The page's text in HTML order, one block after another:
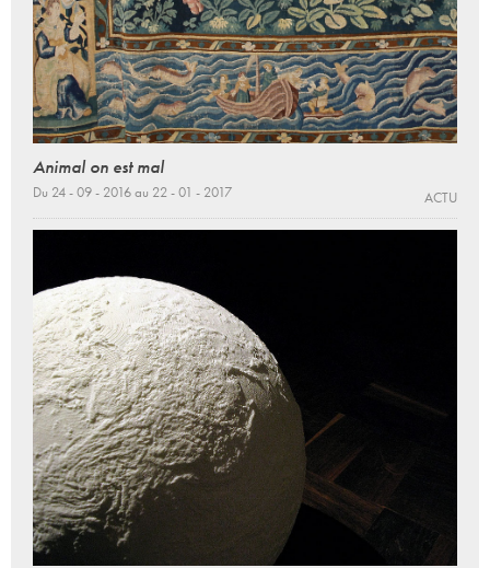
Animal on est mal
Du 24 - 09 - 2016 au 22 - 01 - 2017 ACTU